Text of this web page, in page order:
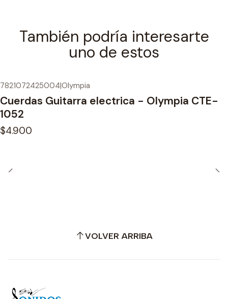
También podría interesarte
uno de estos
7821072425004|Olympia
Cuerdas Guitarra electrica - Olympia CTE-
1052
$4.900
VOLVER ARRIBA